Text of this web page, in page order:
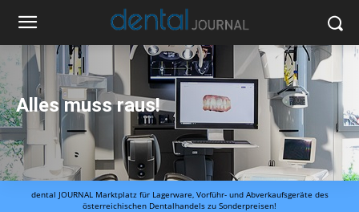
Alles muss raus!
dental JOURNAL Marktplatz für Lagerware, Vorführ- und Abverkaufsgeräte des
österreichischen Dentalhandels zu Sonderpreisen!